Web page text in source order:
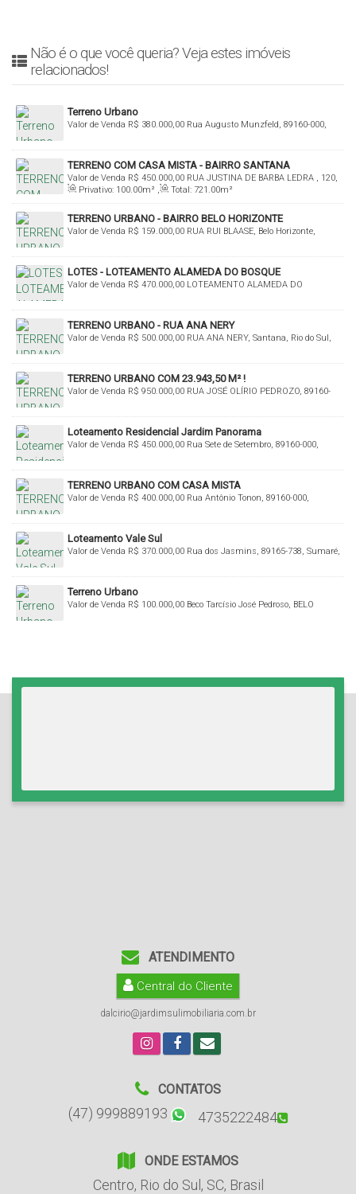
Não é o que você queria? Veja estes imóveis
relacionados!
Terreno Urbano
R$ 380.000,00
Valor de Venda
Rua Augusto Munzfeld, 89160-000,
TERRENO COM CASA MISTA - BAIRRO SANTANA
R$ 450.000,00
Valor de Venda
RUA JUSTINA DE BARBA LEDRA , 120,
Santana, Rio do Sul, Santa Catarina, Brasil
Privativo: 100.00m² , Total: 721 .00m²
TERRENO URBANO - BAIRRO BELO HORIZONTE
R$ 159.000,00
Valor de Venda
RUA RUI BLAASE, Belo Horizonte,
LOTES - LOTEAMENTO ALAMEDA DO BOSQUE
R$ 470.000,00
Valor de Venda
LOTEAMENTO ALAMEDA DO
TERRENO URBANO - RUA ANA NERY
R$ 500.000,00
Valor de Venda
RUA ANA NERY, Santana, Rio do Sul,
TERRENO URBANO COM 23.943,50 M² !
R$ 950.000,00
Valor de Venda
RUA JOSÉ OLÍRIO PEDROZO, 89160-
Loteamento Residencial Jardim Panorama
R$ 450.000,00
Valor de Venda
Rua Sete de Setembro, 89160-000,
TERRENO URBANO COM CASA MISTA
R$ 400.000,00
Valor de Venda
Rua Antônio Tonon, 89160-000,
Loteamento Vale Sul
R$ 370.000,00
Valor de Venda
Rua dos Jasmins, 89165-738, Sumaré,
Terreno Urbano
R$ 100.000,00
Valor de Venda
Beco Tarcísio José Pedroso, BELO
ATENDIMENTO
Central do Cliente
dalcirio@jardimsulimobiliaria.com.br
CONTATOS
(47) 999889193 4735222484
ONDE ESTAMOS
Centro, Rio do Sul , SC, Brasil